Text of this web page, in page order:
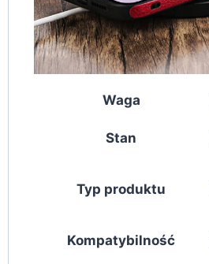
Waga
Stan
Typ produktu
Kompatybilność